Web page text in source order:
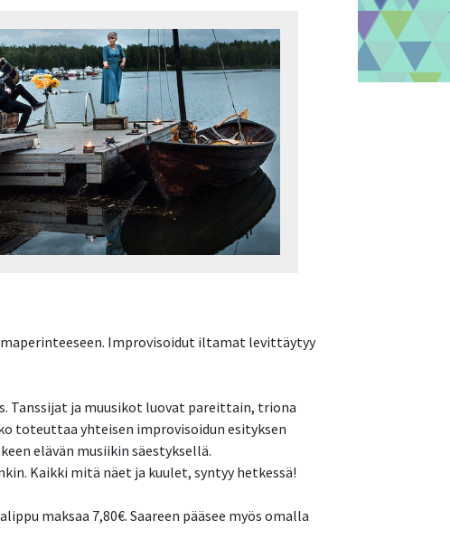
Improvisoidut iltamat levittäytyy
Tanssijat ja muusikot luovat pareittain, triona
toteuttaa yhteisen improvisoidun esityksen
elävän musiikin säestyksellä.
Kaikki mitä näet ja kuulet, syntyy hetkessä!
maksaa 7,80€. Saareen pääsee myös omalla